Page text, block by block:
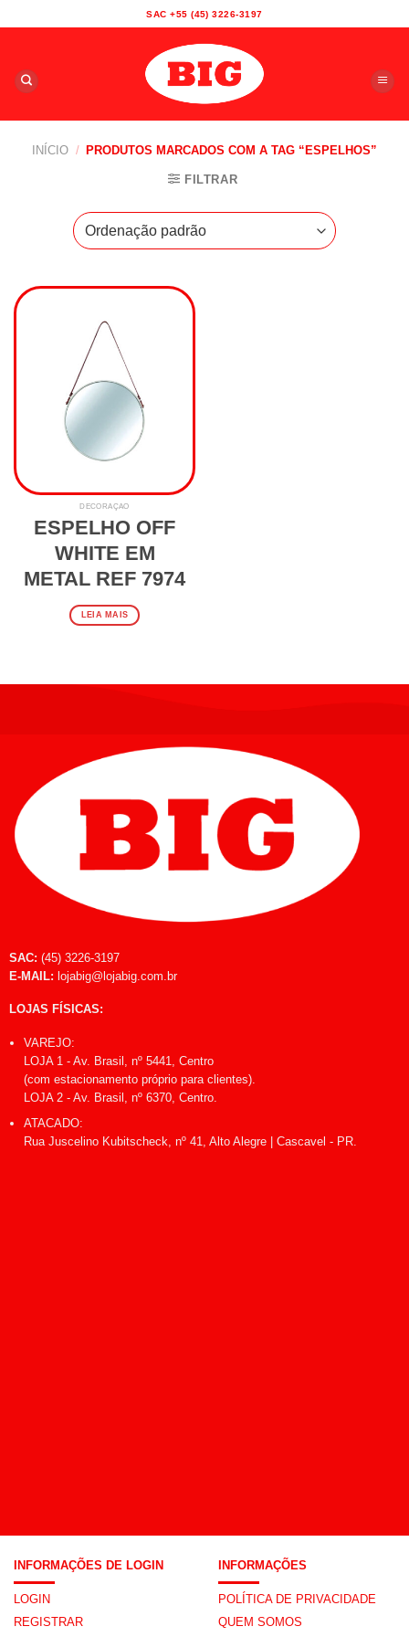
to
SAC +55 (45) 3226-3197
INÍCIO / PRODUTOS MARCADOS COM A TAG “ESPELHOS”
FILTRAR
DECORAÇÃO
ESPELHO OFF
WHITE EM
METAL REF 7974
LEIA MAIS
SAC: (45) 3226-3197
E-MAIL: lojabig@lojabig.com.br
LOJAS FÍSICAS:
VAREJO:
LOJA 1 - Av. Brasil, nº 5441, Centro
(com estacionamento próprio para clientes).
LOJA 2 - Av. Brasil, nº 6370, Centro.
ATACADO:
Rua Juscelino Kubitscheck, nº 41, Alto Alegre | Cascavel - PR.
INFORMAÇÕES DE LOGIN
LOGIN
REGISTRAR
INFORMAÇÕES
POLÍTICA DE PRIVACIDADE
QUEM SOMOS